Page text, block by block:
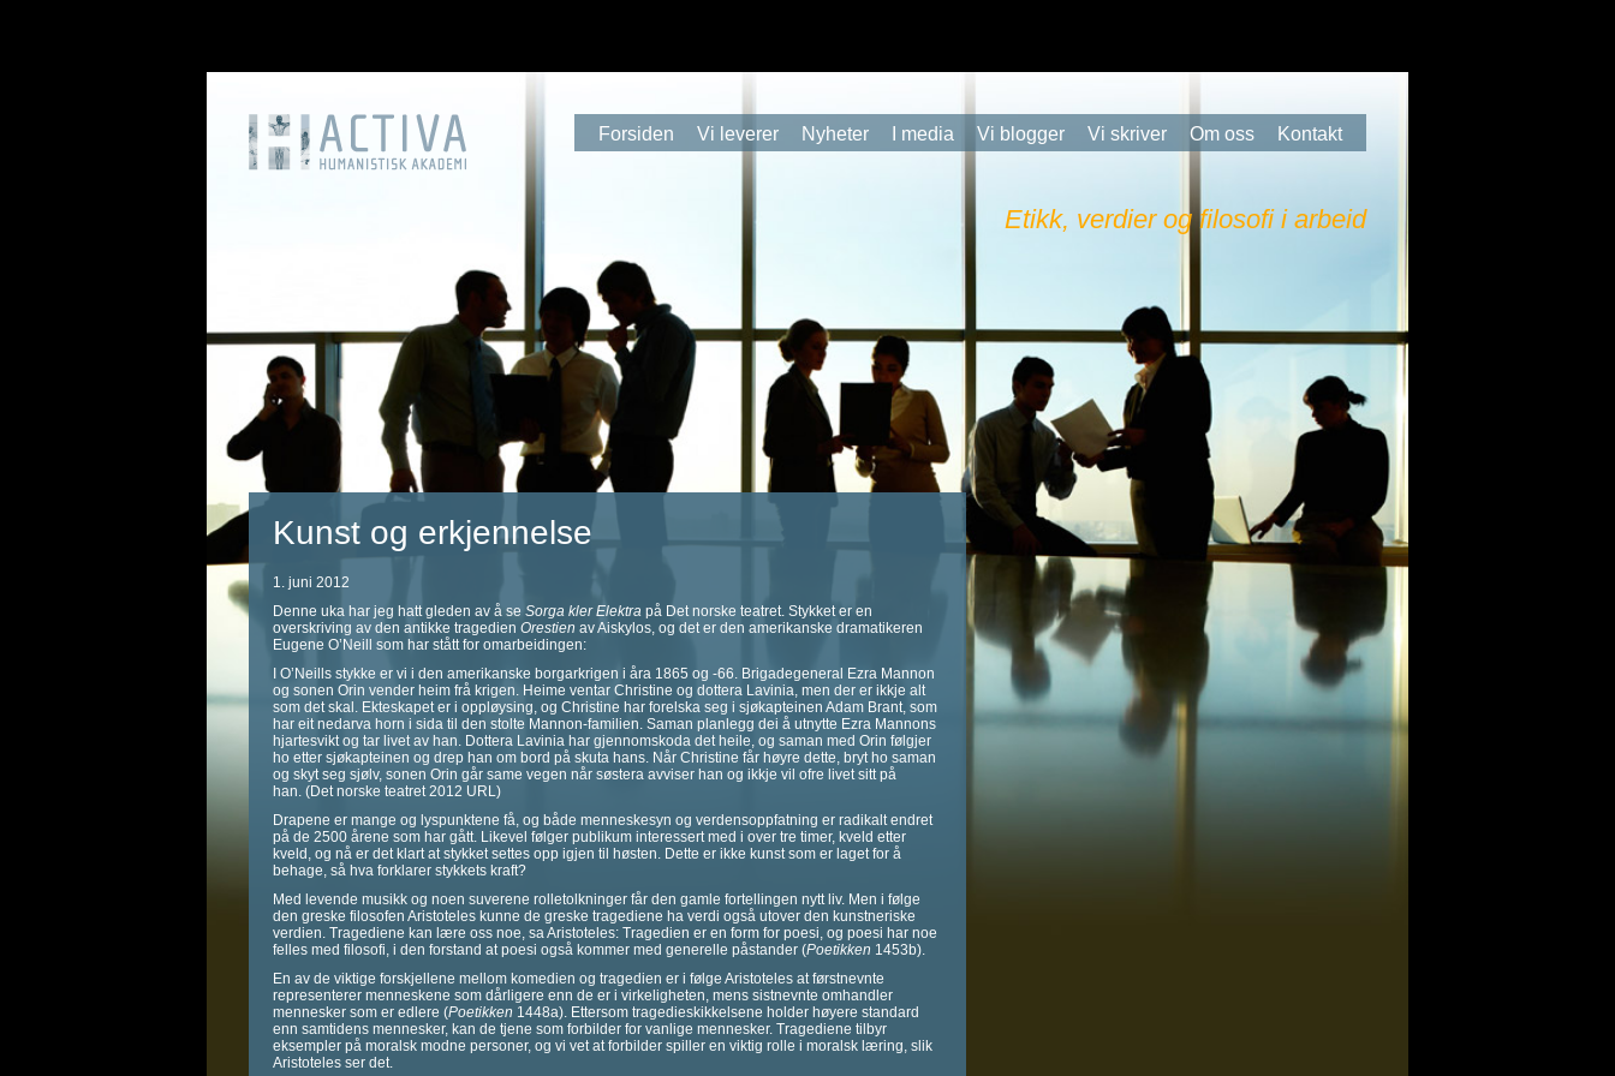
Forsiden Vi leverer Nyheter I media Vi blogger Vi skriver Om oss Kontakt
Etikk, verdier og filosofi i arbeid
Kunst og erkjennelse
1. juni 2012
Denne uka har jeg hatt gleden av å se Sorga kler Elektra på Det norske teatret. Stykket er en
overskriving av den antikke tragedien Orestien av Aiskylos, og det er den amerikanske dramatikeren
Eugene O’Neill som har stått for omarbeidingen:
I O’Neills stykke er vi i den amerikanske borgarkrigen i åra 1865 og -66. Brigadegeneral Ezra Mannon
og sonen Orin vender heim frå krigen. Heime ventar Christine og dottera Lavinia, men der er ikkje alt
som det skal. Ekteskapet er i oppløysing, og Christine har forelska seg i sjøkapteinen Adam Brant, som
har eit nedarva horn i sida til den stolte Mannon-familien. Saman planlegg dei å utnytte Ezra Mannons
hjartesvikt og tar livet av han. Dottera Lavinia har gjennomskoda det heile, og saman med Orin følgjer
ho etter sjøkapteinen og drep han om bord på skuta hans. Når Christine får høyre dette, bryt ho saman
og skyt seg sjølv, sonen Orin går same vegen når søstera avviser han og ikkje vil ofre livet sitt på
han. (Det norske teatret 2012 URL)
Drapene er mange og lyspunktene få, og både menneskesyn og verdensoppfatning er radikalt endret
på de 2500 årene som har gått. Likevel følger publikum interessert med i over tre timer, kveld etter
kveld, og nå er det klart at stykket settes opp igjen til høsten. Dette er ikke kunst som er laget for å
behage, så hva forklarer stykkets kraft?
Med levende musikk og noen suverene rolletolkninger får den gamle fortellingen nytt liv. Men i følge
den greske filosofen Aristoteles kunne de greske tragediene ha verdi også utover den kunstneriske
verdien. Tragediene kan lære oss noe, sa Aristoteles: Tragedien er en form for poesi, og poesi har noe
felles med filosofi, i den forstand at poesi også kommer med generelle påstander (Poetikken 1453b).
En av de viktige forskjellene mellom komedien og tragedien er i følge Aristoteles at førstnevnte
representerer menneskene som dårligere enn de er i virkeligheten, mens sistnevnte omhandler
mennesker som er edlere (Poetikken 1448a). Ettersom tragedieskikkelsene holder høyere standard
enn samtidens mennesker, kan de tjene som forbilder for vanlige mennesker. Tragediene tilbyr
eksempler på moralsk modne personer, og vi vet at forbilder spiller en viktig rolle i moralsk læring, slik
Aristoteles ser det.